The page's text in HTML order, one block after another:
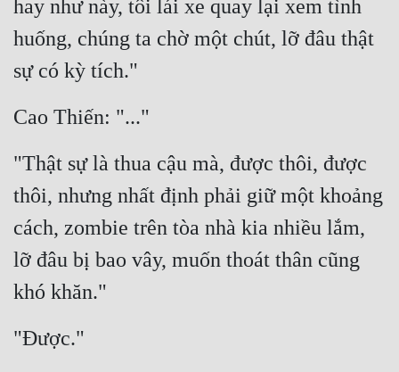
Truyện ngắn
Xa Lộ Dịch
Cung Đấu
Cạnh Kỹ
Cổ Tiên Hiệp
Cổ Đại
Du Hí
Dã Sử
Dị Giới
hay như này, tôi lái xe quay lại xem tình
huống, chúng ta chờ một chút, lỡ đâu thật
sự có kỳ tích."
Cao Thiến: "..."
"Thật sự là thua cậu mà, được thôi, được
thôi, nhưng nhất định phải giữ một khoảng
cách, zombie trên tòa nhà kia nhiều lắm,
lỡ đâu bị bao vây, muốn thoát thân cũng
khó khăn."
"Được."